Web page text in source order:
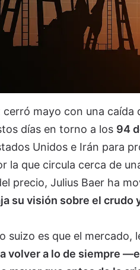
mayo con una caída
días en torno a los 94
Unidos e Irán para
la que circula cerca de
precio, Julius Baer ha
su visión sobre el crudo
suizo es que el
volver a lo de siempre